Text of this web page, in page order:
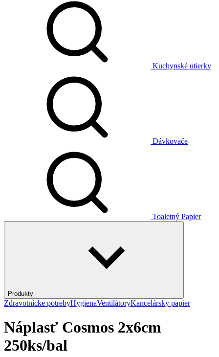
Kuchynské utierky
Dávkovače
Toaletný Papier
Produkty
Zdravotnícke potrebyHygienaVentilátoryKancelársky papier
Náplasť Cosmos 2x6cm
250ks/bal